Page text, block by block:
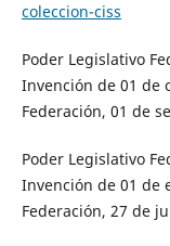
coleccion-ciss
Poder Legislativo
Invención de 01 de
Federación, 01 de
Poder Legislativo
Invención de 01 de
Federación, 27 de